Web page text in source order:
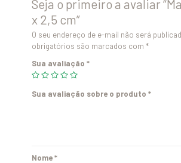
Seja o primeiro a avaliar
x 2,5 cm”
O seu endereço de e-mail não será
obrigatórios são marcados com *
Sua avaliação *
Sua avaliação sobre o produto *
Nome*